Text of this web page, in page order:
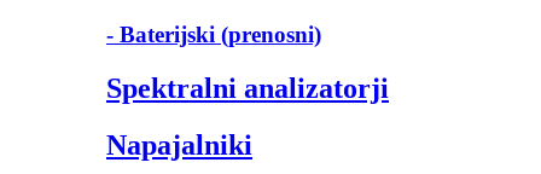
- Baterijski (prenosni)
Spektralni analizatorji
Napajalniki